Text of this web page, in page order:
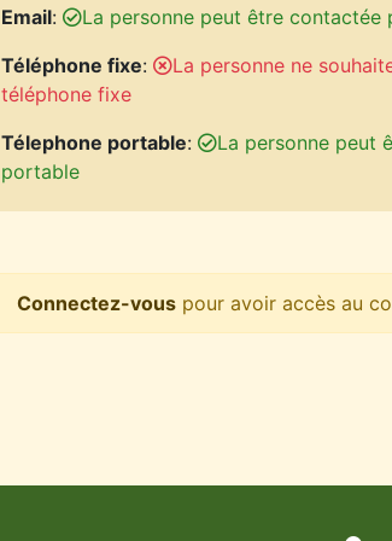
Email:
La personne peut être contactée
Téléphone fixe:
La personne ne
téléphone fixe
Télephone portable:
La personne peut
portable
Connectez-vous pour avoir accès au